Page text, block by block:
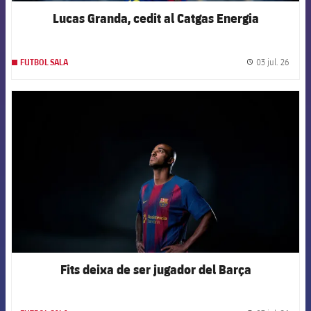
Lucas Granda, cedit al Catgas Energia
FUTBOL SALA 03 jul. 26
Fits deixa de ser jugador del Barça